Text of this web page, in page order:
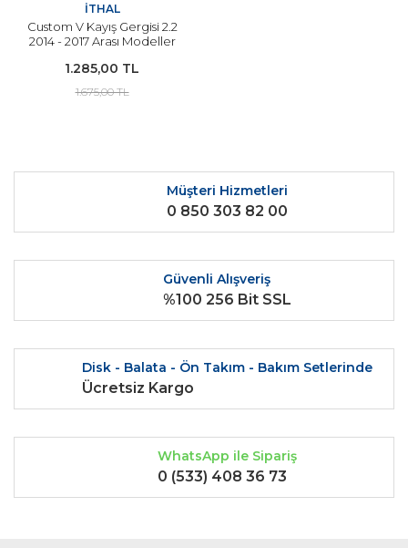
İTHAL
Custom V Kayış Gergisi 2.2
2014 - 2017 Arası Modeller
1.285,00 TL
1.675,00 TL
Müşteri Hizmetleri
0 850 303 82 00
Güvenli Alışveriş
%100 256 Bit SSL
Disk - Balata - Ön Takım - Bakım Setlerinde
Ücretsiz Kargo
WhatsApp ile Sipariş
0 (533) 408 36 73